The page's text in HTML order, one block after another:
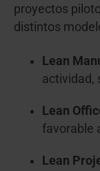
proyectos
distintos
Lean
actividad,
Lean
favorable
Lean